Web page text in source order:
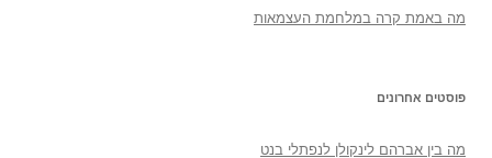
מה באמת קרה במלחמת העצמאות
פוסטים אחרונים
מה בין אברהם לינקולן לנפתלי בנט